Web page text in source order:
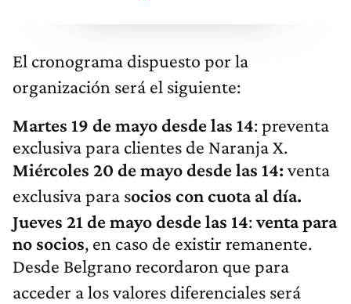
El cronograma dispuesto por la
organización será el siguiente:
Martes 19 de mayo desde las 14: preventa
exclusiva para clientes de Naranja X.
Miércoles 20 de mayo desde las 14: venta
exclusiva para socios con cuota al día.
Jueves 21 de mayo desde las 14:venta para
no socios, en caso de existir remanente.
Desde Belgrano recordaron que para
acceder a los valores diferenciales será